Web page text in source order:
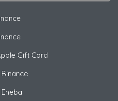
Gift Card
Binance
Eneba